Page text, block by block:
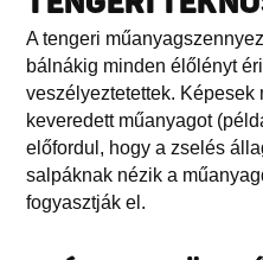
A tengeri
bálnákig minden élőlényt
veszélyeztetettek. Képesek
keveredett műanyagot
előfordul, hogy a zselés
salpáknak nézik a
fogyasztják el.